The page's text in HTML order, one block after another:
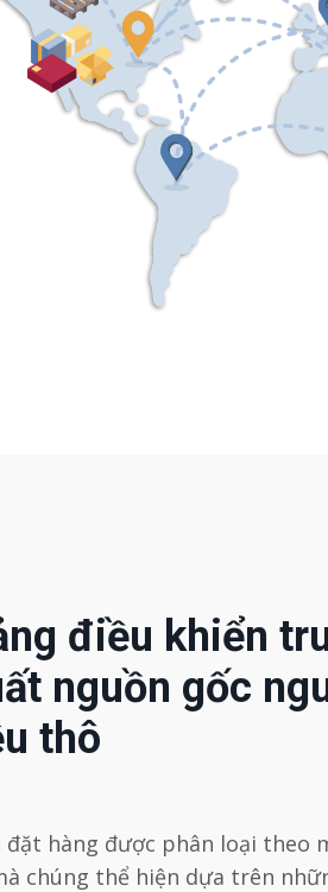
điều khiển
nguồn gốc
thô
hàng được phân loại theo
chúng thể hiện dựa trên